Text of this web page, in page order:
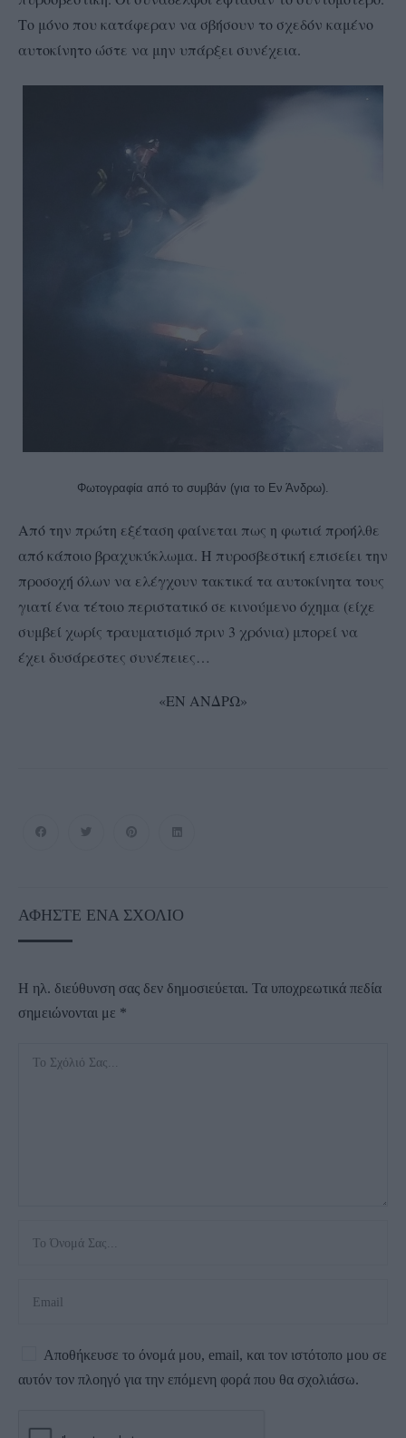
Το μόνο που κατάφεραν να σβήσουν το σχεδόν καμένο
αυτοκίνητο ώστε να μην υπάρξει συνέχεια.
Φωτογραφία από το συμβάν (για το Εν Άνδρω).
Από την πρώτη εξέταση φαίνεται πως η φωτιά προήλθε
από κάποιο βραχυκύκλωμα. Η πυροσβεστική επισείει την
προσοχή όλων να ελέγχουν τακτικά τα αυτοκίνητα τους
γιατί ένα τέτοιο περιστατικό σε κινούμενο όχημα (είχε
συμβεί χωρίς τραυματισμό πριν 3 χρόνια) μπορεί να
έχει δυσάρεστες συνέπειες…
«ΕΝ ΑΝΔΡΩ»
ΑΦΉΣΤΕ ΈΝΑ ΣΧΌΛΙΟ
Η ηλ. διεύθυνση σας δεν δημοσιεύεται. Τα υποχρεωτικά πεδία
σημειώνονται με *
Αποθήκευσε το όνομά μου, email, και τον ιστότοπο μου σε
αυτόν τον πλοηγό για την επόμενη φορά που θα σχολιάσω.